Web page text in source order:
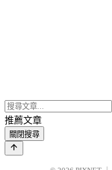
推薦文章
關閉搜尋